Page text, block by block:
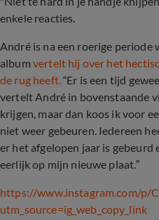
enkele reacties.
André is na een roerige periode
album vertelt hij over het
de rug heeft.“Er is een tijd
vertelt André in bovenstaande
krijgen, maar dan koos ik voor
niet weer gebeuren. Iedereen
er het afgelopen jaar is gebeurd
eerlijk op mijn nieuwe plaat.”
https://www.instagram.com/p/
utm_source=ig_web_copy_link